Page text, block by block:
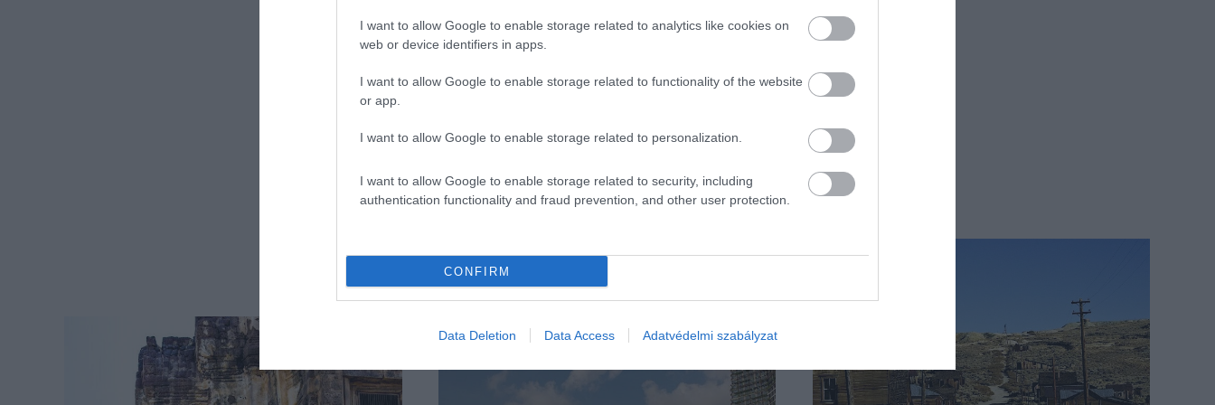
I want to allow Google to enable storage related to analytics like cookies on
web or device identifiers in apps.
I want to allow Google to enable storage related to functionality of the website
or app.
I want to allow Google to enable storage related to personalization.
I want to allow Google to enable storage related to security, including
authentication functionality and fraud prevention, and other user protection.
CONFIRM
Data Deletion Data Access Adatvédelmi szabályzat